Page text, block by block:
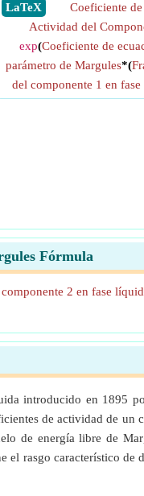
​ LaTeX
Coeficiente de
Actividad del
exp(Coeficiente de
parámetro de Margules*(
del componente 1 en
Fórmula
2 en fase
introducido en 1895
de actividad de un
de energía libre de
el rasgo característico de